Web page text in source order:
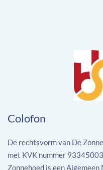
Colofon
De rechtsvorm van De
met KVK nummer
Zonnehoed is een